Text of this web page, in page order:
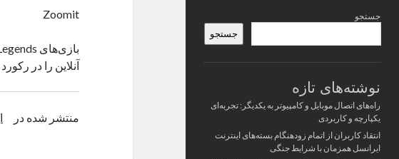
کناری
جستجو
جستجو
نوشته‌های تازه
راه‌های اتصال موبایل و کامپیوتر به یکدیگر: تجربه‌ای
یکپارچه و کاربردی
انتقاد کاربران از اتمام زودهنگام بسته‌های اینترنت
ایرانسل همزمان با شرایط جنگی
Zoomit
آنلاین را در
منتشر شده در